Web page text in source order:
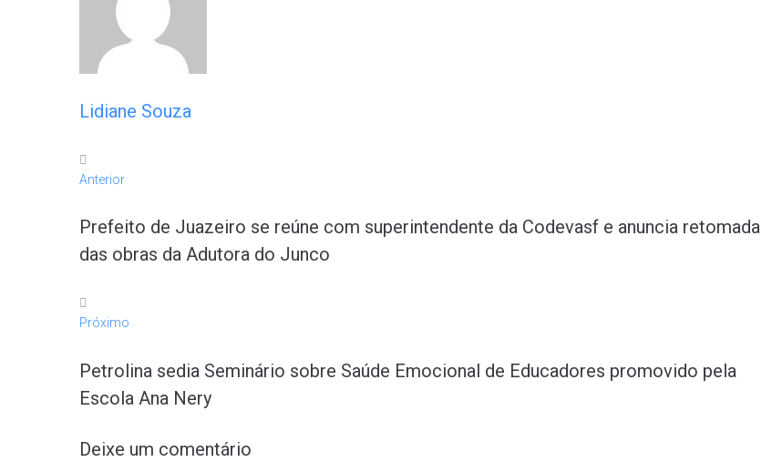
Lidiane Souza
Anterior
Prefeito de Juazeiro se reúne com superintendente da Codevasf e anuncia retomada
das obras da Adutora do Junco
Próximo
Petrolina sedia Seminário sobre Saúde Emocional de Educadores promovido pela
Escola Ana Nery
Deixe um comentário